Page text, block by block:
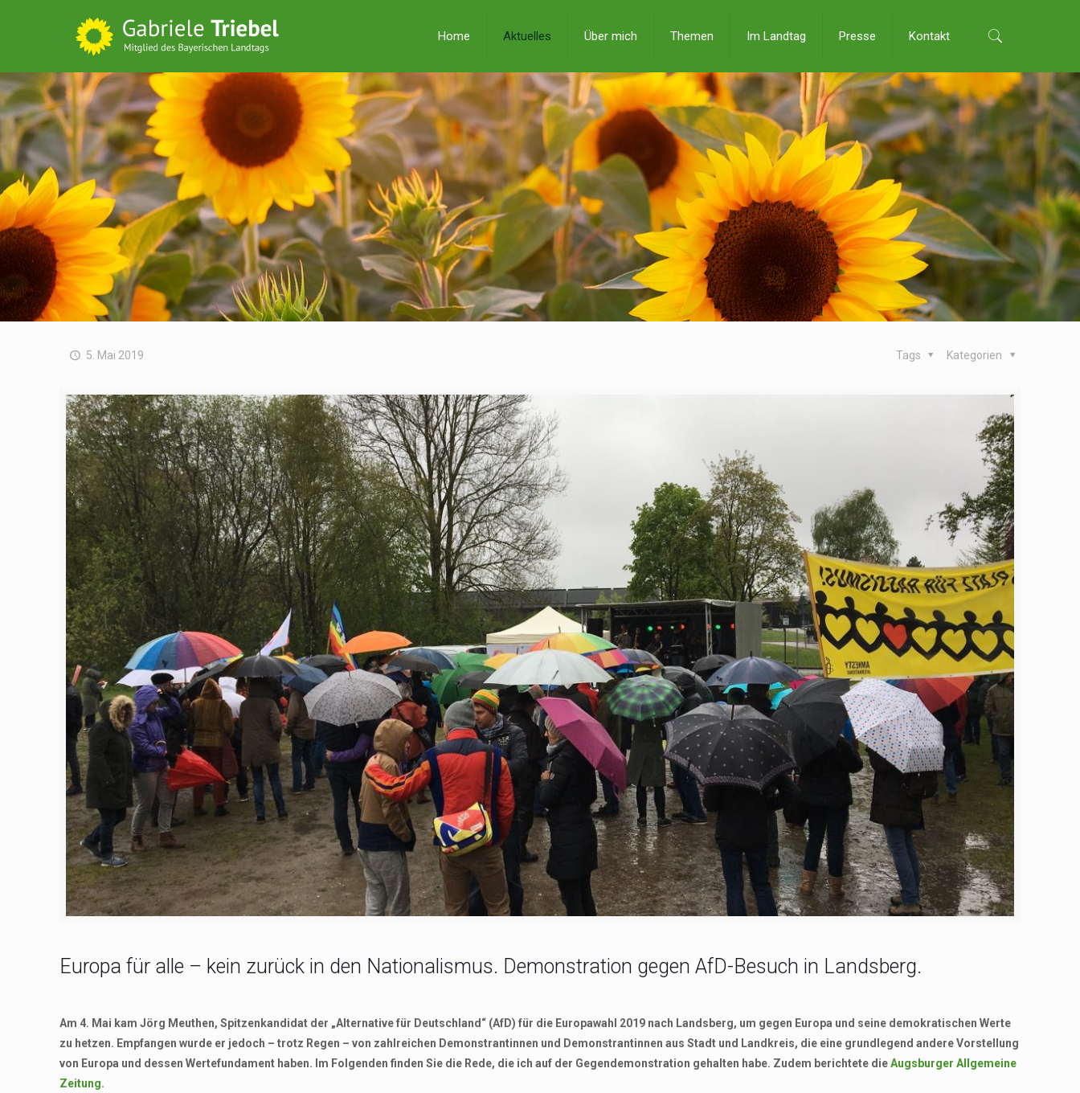
Home Aktuelles Über mich Themen Im Landtag Presse Kontakt
5. Mai 2019 Kategorien
Tags
Europa für alle – kein zurück in den Nationalismus. Demonstration gegen AfD-Besuch in Landsberg.
Am 4. Mai kam Jörg Meuthen, Spitzenkandidat der „Alternative für Deutschland“ (AfD) für die Europawahl 2019 nach Landsberg, um gegen Europa und seine demokratischen Werte
zu hetzen. Empfangen wurde er jedoch – trotz Regen – von zahlreichen Demonstrantinnen und Demonstrantinnen aus Stadt und Landkreis, die eine grundlegend andere Vorstellung
von Europa und dessen Wertefundament haben. Im Folgenden finden Sie die Rede, die ich auf der Gegendemonstration gehalten habe. Zudem berichtete dieAugsburger Allgemeine
Zeitung.